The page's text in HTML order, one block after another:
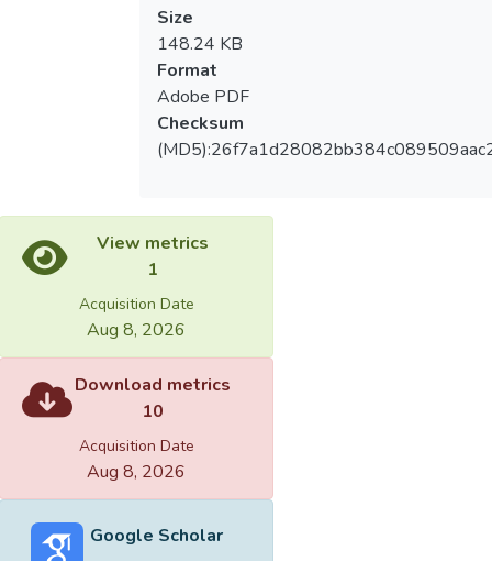
Size
148.24 KB
Format
Adobe PDF
Checksum
View metrics
1
Acquisition Date
Aug 8, 2026
Download metrics
10
Acquisition Date
Aug 8, 2026
Google Scholar